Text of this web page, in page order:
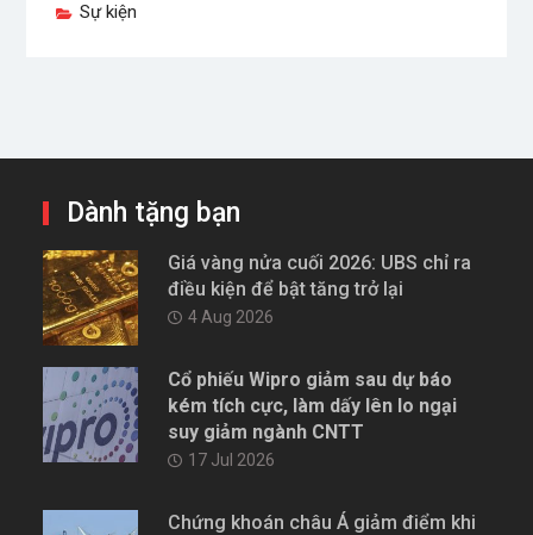
Sự kiện
Dành tặng bạn
Giá vàng nửa cuối 2026: UBS chỉ ra
điều kiện để bật tăng trở lại
4 Aug 2026
Cổ phiếu Wipro giảm sau dự báo
kém tích cực, làm dấy lên lo ngại
suy giảm ngành CNTT
17 Jul 2026
Chứng khoán châu Á giảm điểm khi